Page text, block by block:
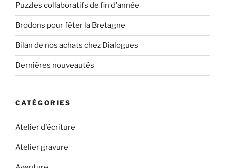
Puzzles collaboratifs de fin d’année
Brodons pour fêter la Bretagne
Bilan de nos achats chez Dialogues
Dernières nouveautés
CATÉGORIES
Atelier d'écriture
Atelier gravure